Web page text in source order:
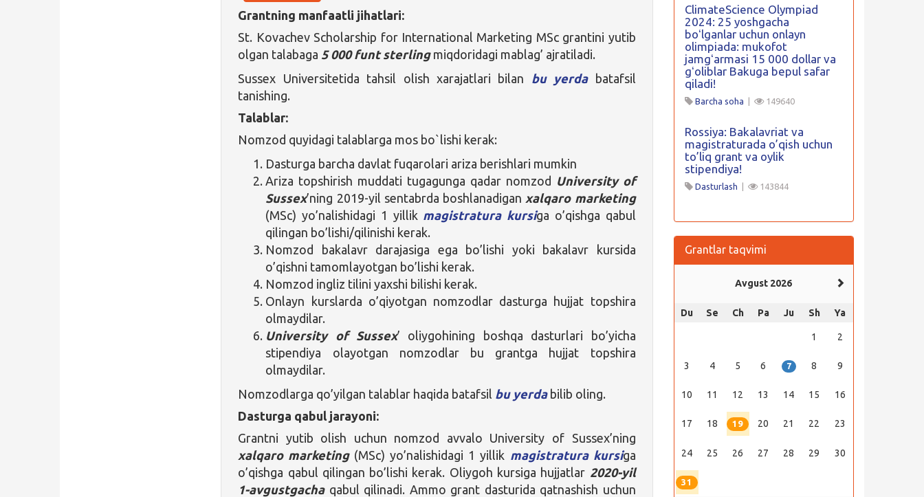
Grantning manfaatli jihatlari:
St. Kovachev Scholarship for International Marketing MSc grantini yutib
olgan talabaga 5 000 funt sterling miqdoridagi mablag’ ajratiladi.
Sussex Universitetida tahsil olish xarajatlari bilan
bu yerda batafsil
tanishing.
Talablar:
Nomzod quyidagi talablarga mos bo`lishi kerak:
Dasturga barcha davlat fuqarolari ariza berishlari mumkin
Ariza topshirish muddati tugagunga qadar nomzod University of
Sussex’ning 2019-yil sentabrda boshlanadigan xalqaro marketing
(MSc) yo’nalishidagi 1 yillik magistratura kursiga o’qishga qabul
qilingan bo’lishi/qilinishi kerak.
Nomzod bakalavr darajasiga ega bo’lishi yoki bakalavr kursida
o’qishni tamomlayotgan bo’lishi kerak.
Nomzod ingliz tilini yaxshi bilishi kerak.
Onlayn kurslarda o’qiyotgan nomzodlar dasturga hujjat topshira
olmaydilar.
University of Sussex’ oliygohining boshqa dasturlari bo’yicha
stipendiya olayotgan nomzodlar bu grantga hujjat topshira
olmaydilar.
Nomzodlarga qo’yilgan talablar haqida batafsil bu yerda bilib oling.
Dasturga qabul jarayoni:
Grantni yutib olish uchun nomzod avvalo University of Sussex’ning
xalqaro marketing (MSc) yo’nalishidagi 1 yillik magistratura kursiga
o’qishga qabul qilingan bo’lishi kerak. Oliygoh kursiga hujjatlar 2020-yil
1-avgustgachaqabul qilinadi. Ammo grant dasturida qatnashish uchun
ClimateScience Olympiad
2024: 25 yoshgacha
boʻlganlar uchun onlayn
olimpiada: mukofot
jamgʻarmasi 15 000 dollar va
gʻoliblar Bakuga bepul safar
qiladi!
Barcha soha 149640
Rossiya: Bakalavriat va
magistraturada o’qish uchun
to’liq grant va oylik
stipendiya!
Dasturlash 143844
Grantlar taqvimi
Avgust 2026
Du Se Ch Pa Ju Sh Ya
1 2
3 4 5 6 7 8 9
10 11 12 13 14 15 16
17 18 19 20 21 22 23
24 25 26 27 28 29 30
31